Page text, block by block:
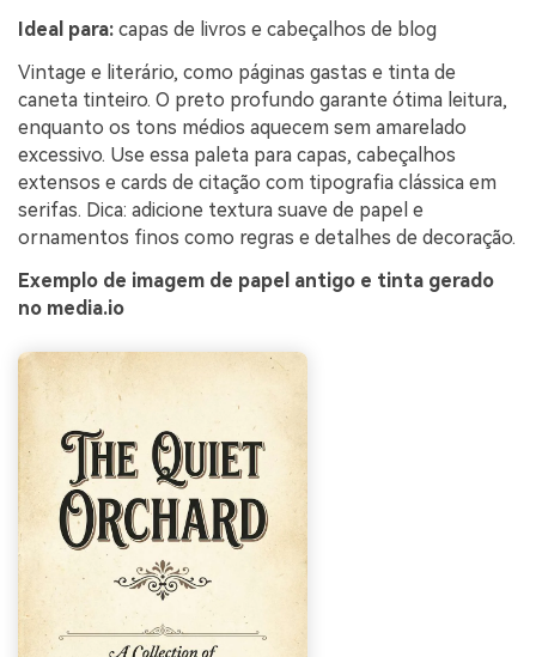
Ideal para: capas de livros e cabeçalhos de blog
Vintage e literário, como páginas gastas e tinta de
caneta tinteiro. O preto profundo garante ótima leitura,
enquanto os tons médios aquecem sem amarelado
excessivo. Use essa paleta para capas, cabeçalhos
extensos e cards de citação com tipografia clássica em
serifas. Dica: adicione textura suave de papel e
ornamentos finos como regras e detalhes de decoração.
Exemplo de imagem de papel antigo e tinta gerado
no media.io